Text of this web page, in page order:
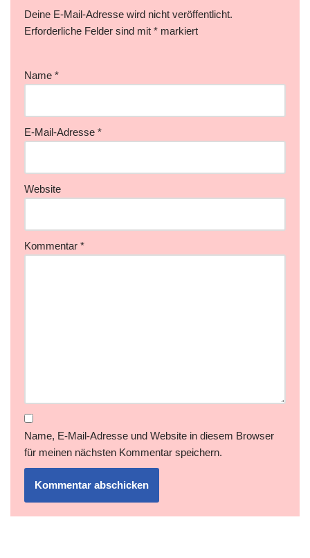
Deine E-Mail-Adresse wird nicht veröffentlicht.
Erforderliche Felder sind mit * markiert
Name *
E-Mail-Adresse *
Website
Kommentar *
Name, E-Mail-Adresse und Website in diesem Browser
für meinen nächsten Kommentar speichern.